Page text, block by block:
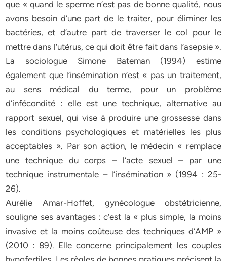
que « quand le sperme n’est pas de bonne qualité, nous
avons besoin d’une part de le traiter, pour éliminer les
bactéries, et d’autre part de traverser le col pour le
mettre dans l’utérus, ce qui doit être fait dans l’asepsie ».
La sociologue Simone Bateman (1994) estime
également que l’insémination n’est « pas un traitement,
au sens médical du terme, pour un problème
d’infécondité : elle est une technique, alternative au
rapport sexuel, qui vise à produire une grossesse dans
les conditions psychologiques et matérielles les plus
acceptables ». Par son action, le médecin « remplace
une technique du corps – l’acte sexuel – par une
technique instrumentale – l’insémination » (1994 : 25-
26).
Aurélie Amar-Hoffet, gynécologue obstétricienne,
souligne ses avantages : c’est la « plus simple, la moins
invasive et la moins coûteuse des techniques d’AMP »
(2010 : 89). Elle concerne principalement les couples